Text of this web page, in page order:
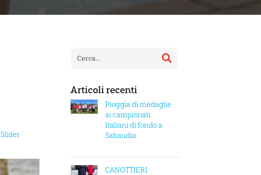
Slider
Articoli recenti
Pioggia di medaglie
ai campionati
Italiani di fondo a
Sabaudia
CANOTTIERI